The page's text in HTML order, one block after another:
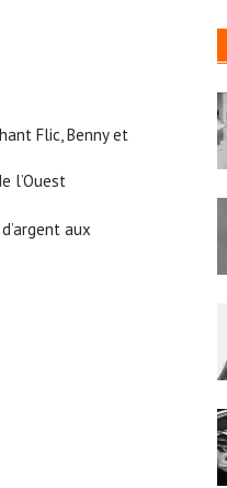
Flic, Benny et
l’Ouest
aux